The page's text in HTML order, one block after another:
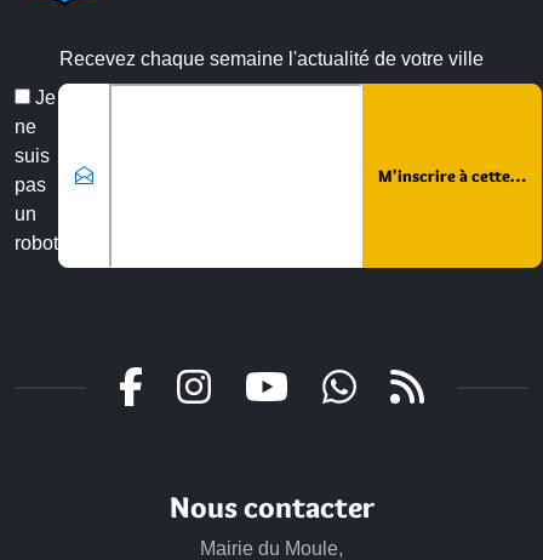
Recevez chaque semaine l'actualité de votre ville
Je
ne
suis
pas
un
robot
Veuillez laisser ce champ vide :
Email
Nous contacter
Mairie du Moule,